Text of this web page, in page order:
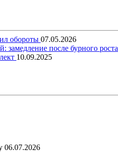
обороты 07.05.2026
замедление после бурного роста
10.09.2025
06.07.2026